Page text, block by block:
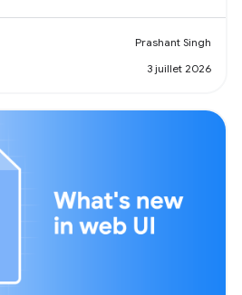
Prashant Singh
3 juillet 2026